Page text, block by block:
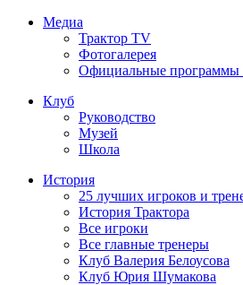
Медиа
Трактор TV
Фотогалерея
Официальные программы
Клуб
Руководство
Музей
Школа
История
25 лучших игроков и
История Трактора
Все игроки
Все главные тренеры
Клуб Валерия Белоусова
Клуб Юрия Шумакова